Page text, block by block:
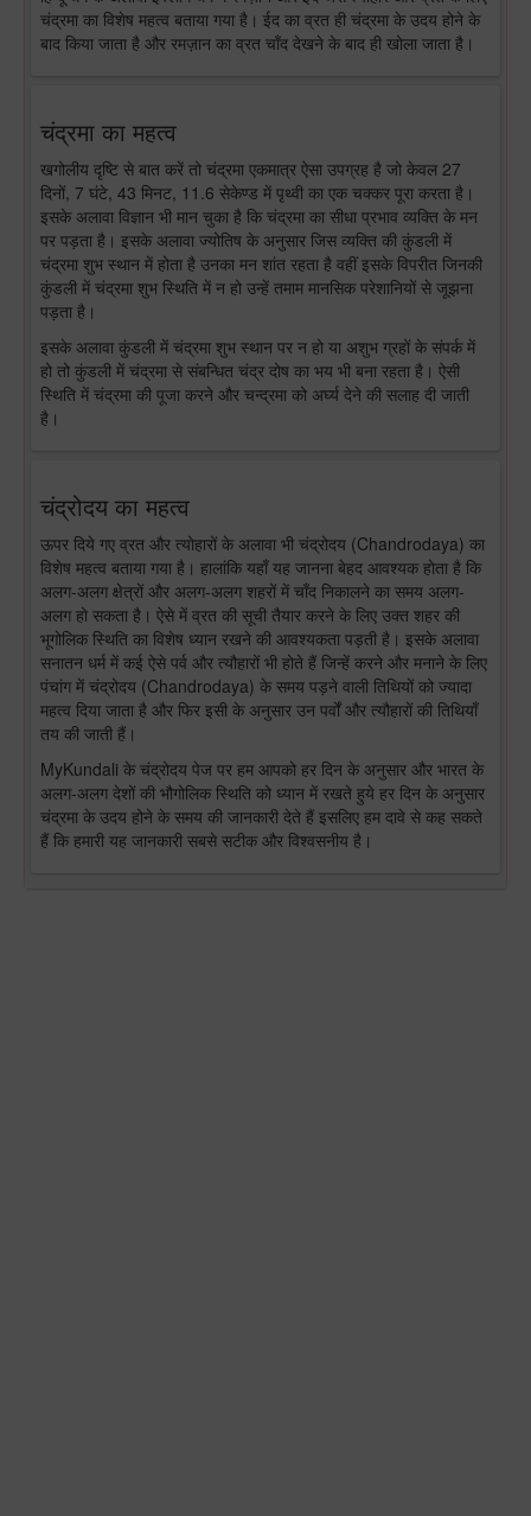
चंद्रमा का विशेष महत्व बताया गया है। ईद का व्रत ही चंद्रमा के उदय होने के
बाद किया जाता है और रमज़ान का व्रत चाँद देखने के बाद ही खोला जाता है।
चंद्रमा का महत्व
खगोलीय दृष्टि से बात करें तो चंद्रमा एकमात्र ऐसा उपग्रह है जो केवल 27
दिनों, 7 घंटे, 43 मिनट, 11.6 सेकेण्ड में पृथ्वी का एक चक्कर पूरा करता है।
इसके अलावा विज्ञान भी मान चुका है कि चंद्रमा का सीधा प्रभाव व्यक्ति के मन
पर पड़ता है। इसके अलावा ज्योतिष के अनुसार जिस व्यक्ति की कुंडली में
चंद्रमा शुभ स्थान में होता है उनका मन शांत रहता है वहीं इसके विपरीत जिनकी
कुंडली में चंद्रमा शुभ स्थिति में न हो उन्हें तमाम मानसिक परेशानियों से जूझना
पड़ता है।
इसके अलावा कुंडली में चंद्रमा शुभ स्थान पर न हो या अशुभ ग्रहों के संपर्क में
हो तो कुंडली में चंद्रमा से संबन्धित चंद्र दोष का भय भी बना रहता है। ऐसी
स्थिति में चंद्रमा की पूजा करने और चन्द्रमा को अर्घ्य देने की सलाह दी जाती
है।
चंद्रोदय का महत्व
ऊपर दिये गए व्रत और त्योहारों के अलावा भी चंद्रोदय (Chandrodaya) का
विशेष महत्व बताया गया है। हालांकि यहाँ यह जानना बेहद आवश्यक होता है कि
अलग-अलग क्षेत्रों और अलग-अलग शहरों में चाँद निकालने का समय अलग-
अलग हो सकता है। ऐसे में व्रत की सूची तैयार करने के लिए उक्त शहर की
भूगोलिक स्थिति का विशेष ध्यान रखने की आवश्यकता पड़ती है। इसके अलावा
सनातन धर्म में कई ऐसे पर्व और त्यौहारों भी होते हैं जिन्हें करने और मनाने के लिए
पंचांग में चंद्रोदय (Chandrodaya) के समय पड़ने वाली तिथियों को ज्यादा
महत्व दिया जाता है और फिर इसी के अनुसार उन पर्वों और त्यौहारों की तिथियाँ
तय की जाती हैं।
MyKundali के चंद्रोदय पेज पर हम आपको हर दिन के अनुसार और भारत के
अलग-अलग देशों की भौगोलिक स्थिति को ध्यान में रखते हुये हर दिन के अनुसार
चंद्रमा के उदय होने के समय की जानकारी देते हैं इसलिए हम दावे से कह सकते
हैं कि हमारी यह जानकारी सबसे सटीक और विश्वसनीय है।